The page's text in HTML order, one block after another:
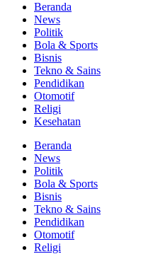
Beranda
News
Politik
Bola & Sports
Bisnis
Tekno & Sains
Pendidikan
Otomotif
Religi
Kesehatan
Beranda
News
Politik
Bola & Sports
Bisnis
Tekno & Sains
Pendidikan
Otomotif
Religi